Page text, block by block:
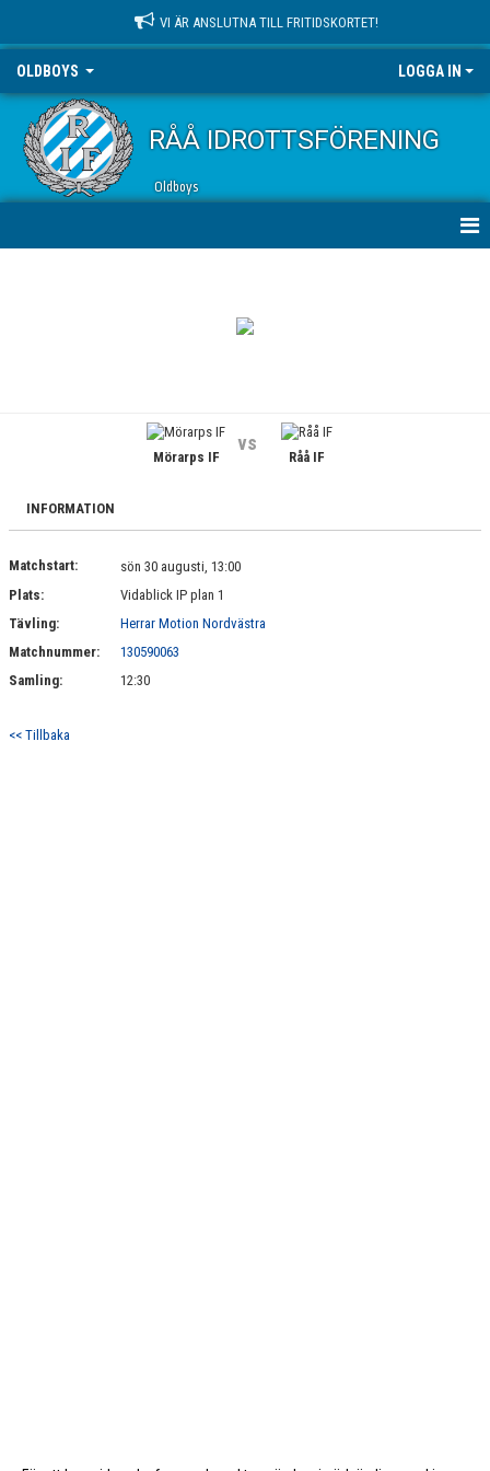
VI ÄR ANSLUTNA TILL FRITIDSKORTET!
OLDBOYS LOGGA IN
RÅÅ IDROTTSFÖRENING
Oldboys
BILDGALLERI
KONTAKT
Mörarps IF
vs
Råå IF
INFORMATION
Matchstart:
sön 30 augusti, 13:00
Plats:
Vidablick IP plan 1
Tävling:
Herrar Motion Nordvästra
Matchnummer:
130590063
Samling:
12:30
<< Tillbaka